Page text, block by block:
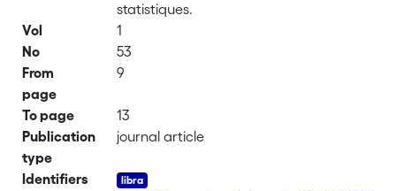
statistiques.
Vol
1
No
53
From
page
9
To page
13
Publication
type
journal article
Identifiers